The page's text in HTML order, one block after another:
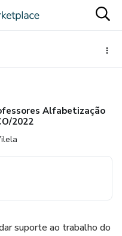
Alfabetização
2022
suporte ao trabalho do